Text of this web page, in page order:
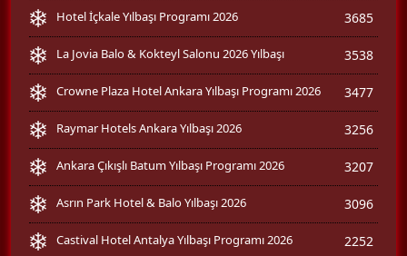
Hotel İçkale Yılbaşı Programı 2026 3685
La Jovia Balo & Kokteyl Salonu 2026 Yılbaşı 3538
Crowne Plaza Hotel Ankara Yılbaşı Programı 2026 3477
Raymar Hotels Ankara Yılbaşı 2026 3256
Ankara Çıkışlı Batum Yılbaşı Programı 2026 3207
Asrın Park Hotel & Balo Yılbaşı 2026 3096
Castival Hotel Antalya Yılbaşı Programı 2026 2252